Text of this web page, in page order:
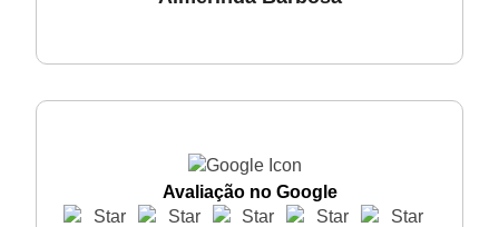
Avaliação no Google